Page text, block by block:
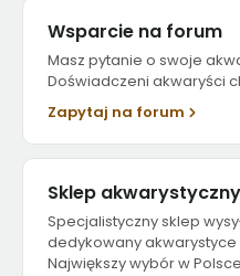
Wsparcie na forum
Masz pytanie o swoje
Doświadczeni akwaryści
Zapytaj na forum
Sklep akwarystyczny
Specjalistyczny sklep
dedykowany akwarystyce
Największy wybór w